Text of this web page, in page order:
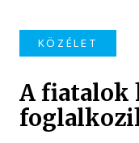
KÖZÉLET
A fiatalok